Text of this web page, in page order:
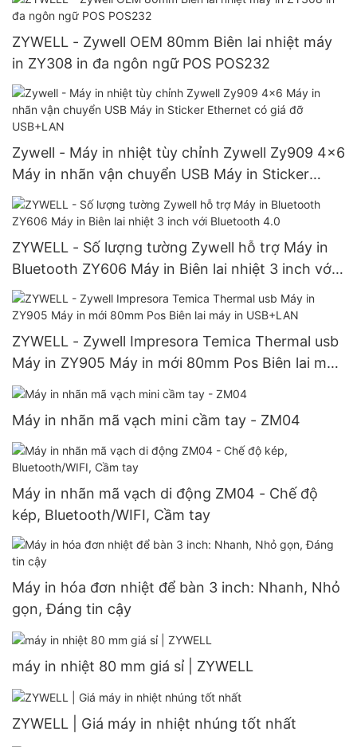
ZYWELL - Zywell OEM 80mm Biên lai nhiệt máy
in ZY308 in đa ngôn ngữ POS POS232
Zywell - Máy in nhiệt tùy chỉnh Zywell Zy909 4x6
Máy in nhãn vận chuyển USB Máy in Sticker
Ethernet có giá đỡ USB+LAN
ZYWELL - Số lượng tường Zywell hỗ trợ Máy in
Bluetooth ZY606 Máy in Biên lai nhiệt 3 inch với
Bluetooth 4.0
ZYWELL - Zywell Impresora Temica Thermal usb
Máy in ZY905 Máy in mới 80mm Pos Biên lai máy
in USB+LAN
Máy in nhãn mã vạch mini cầm tay - ZM04
Máy in nhãn mã vạch di động ZM04 - Chế độ
kép, Bluetooth/WIFI, Cầm tay
Máy in hóa đơn nhiệt để bàn 3 inch: Nhanh, Nhỏ
gọn, Đáng tin cậy
máy in nhiệt 80 mm giá sỉ | ZYWELL
ZYWELL | Giá máy in nhiệt nhúng tốt nhất